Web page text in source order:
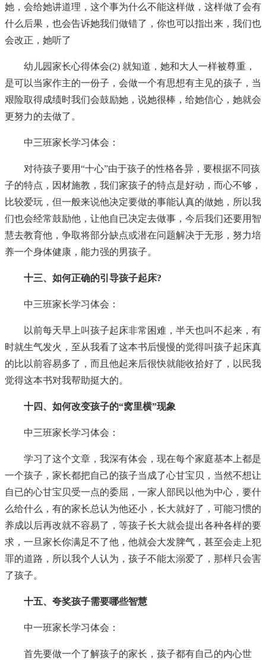
她，会给她讲道理，这个事为什么不能这样做，这样做了会有
什么后果，也会告诉她我们做错了，你也可以指出来，我们也
会改正，她听了
幼儿园家长心得体会(2) 就知道，她和大人一样被尊重，
是可以当家作主的一份子，会做一个有思想有主见的孩子，当
艰险取得成绩时我们会鼓励她，说她很棒，给她信心，她就会
更努力的去做了。
中三班家长学习体会：
对待孩子要用“十心”由于孩子的性格各异，要根据不同孩
子的特点，因材施教，我们家孩子的特点是好动，而心不够，
比较爱玩，但一般来说他决定要做的事能认真的做她，所以我
们也会经常鼓励他，让他自已决定去做事，今后我们还要用智
慧去教育他，争取将部分缺点或潜在问题解决于无形，努力培
养一个身体健康，能力强的男孩子。
十三、如何正确的引导孩子起床?
中三班家长学习体会：
以前每天早上叫孩子起床非常困难，半天也叫不起来，有
时就生气发火，至从我看了这本书后慢慢的觉得叫孩子起床真
的比以前容易多了，而且他起来后很快就能收拾好了，以民我
觉得这本书对我帮助挺大的。
十四、如何改变孩子的“窝里横”现象
中三班家长学习体会：
学习了这个文章，我深有体会，现在每个家庭基本上都是
一个孩子，家长都把自己的孩子当成了心甘宝贝，当然不想让
自已的心甘宝贝受一点的委屈，一家人部民以他为中心，要什
么给什么，有的家长总认为他还小，长大就好了，可能习惯的
养成以后再改就不容易了，等孩子长大就会提出各种各样的要
求，一旦家长你满足不了他，他就会大发脾气，甚至会走上犯
罪的道路，所以我个人认为，孩子不能太溺爱了，那样只会害
了孩子。
十五、夸奖孩子需要哪些智慧
中一班家长学习体会：
首先要做一个了解孩子的家长，孩子都有自己的内心世